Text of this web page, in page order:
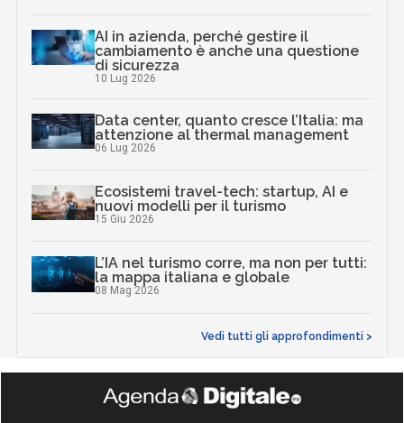
AI in azienda, perché gestire il
cambiamento è anche una questione
di sicurezza
10 Lug 2026
Data center, quanto cresce l’Italia: ma
attenzione al thermal management
06 Lug 2026
Ecosistemi travel-tech: startup, AI e
nuovi modelli per il turismo
15 Giu 2026
L’IA nel turismo corre, ma non per tutti:
la mappa italiana e globale
08 Mag 2026
Vedi tutti gli approfondimenti >